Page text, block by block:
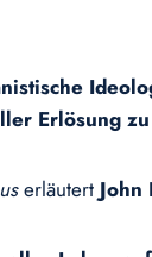
Erlösung
erläutert John